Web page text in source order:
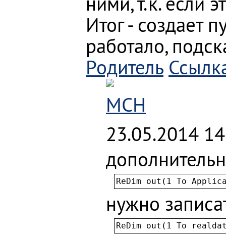
Итог - создает
работало,
Родитель
MCH
23.05.2014
ReDim out(1 To
нужно
ReDim out(1 To